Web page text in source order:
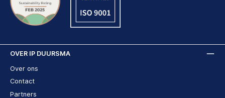
OVER IP DUURSMA
Over ons
Contact
Partners